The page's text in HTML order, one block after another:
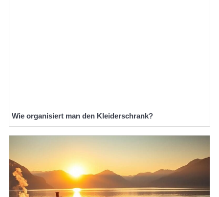
Wie organisiert man den Kleiderschrank?